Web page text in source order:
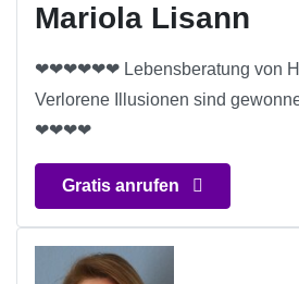
Mariola Lisann
❤❤❤❤❤❤ Lebensberatung von
Verlorene Illusionen sind
❤❤❤❤
Gratis anrufen